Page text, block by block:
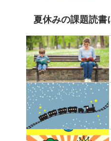
夏休みの課題読